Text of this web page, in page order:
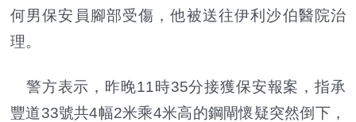
何男保安員腳部受傷，他被送往伊利沙伯醫院治
理。
警方表示，昨晚11時35分接獲保安報案，指承
豐道33號共4幅2米乘4米高的鋼閘懷疑突然倒下，